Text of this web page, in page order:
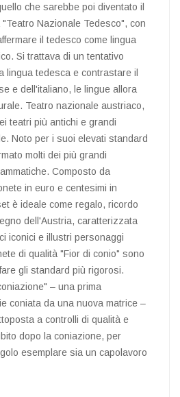
che sarebbe poi diventato il
Nazionale Tedesco", con
il tedesco come lingua
Si trattava di un tentativo
lingua tedesca e contrastare il
e dell'italiano, le lingue allora
Teatro nazionale austriaco,
teatri più antichi e grandi
Noto per i suoi elevati standard
molti dei più grandi
Composto da
in euro e centesimi in
è ideale come regalo, ricordo
dell'Austria, caratterizzata
iconici e illustri personaggi
di qualità "Fior di conio" sono
gli standard più rigorosi.
– una prima
coniata da una nuova matrice –
a controlli di qualità e
dopo la coniazione, per
esemplare sia un capolavoro